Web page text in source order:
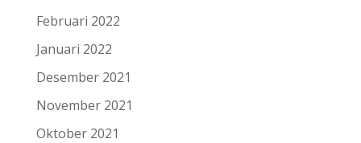
Februari 2022
Januari 2022
Desember 2021
November 2021
Oktober 2021